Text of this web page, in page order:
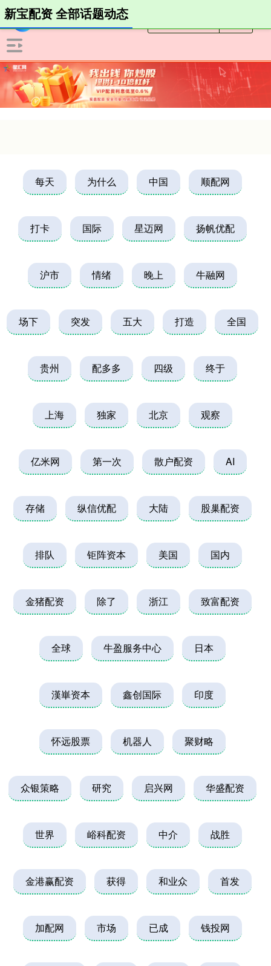
新宝配资 全部话题动态
每天 为什么 中国 顺配网
打卡 国际 星迈网 扬帆优配
沪市 情绪 晚上 牛融网
场下 突发 五大 打造 全国
贵州 配多多 四级 终于
上海 独家 北京 观察
亿米网 第一次 散户配资 AI
存储 纵信优配 大陆 股巢配资
排队 钜阵资本 美国 国内
金猪配资 除了 浙江 致富配资
全球 牛盈服务中心 日本
漢崋资本 鑫创国际 印度
怀远股票 机器人 聚财略
众银策略 研究 启兴网 华盛配资
世界 峪科配资 中介 战胜
金港赢配资 获得 和业众 首发
加配网 市场 已成 钱投网